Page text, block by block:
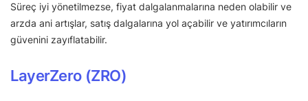
Süreç iyi yönetilmezse, fiyat dalgalanmalarına neden olabilir ve
arzda ani artışlar, satış dalgalarına yol açabilir ve yatırımcıların
güvenini zayıflatabilir.
LayerZero (ZRO)